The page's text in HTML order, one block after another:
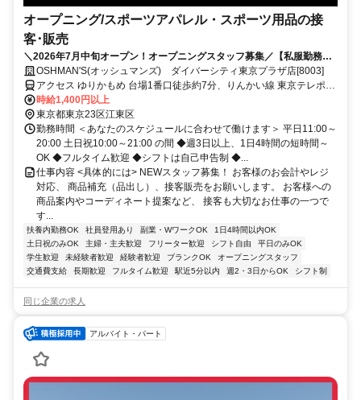
オープニング/スポーツアパレル・スポーツ用品の接
客･販売
＼2026年7月中旬オープン！オープニングスタッフ募集／【私服勤務
OK】ノルマ無し♪アパレル＆スポーツ用品店のスタッフ募集★接客デビ
ュー大歓迎◎
OSHMAN'S(オッシュマンズ) ダイバーシティ東京プラザ店[8003]
アクセス ゆりかもめ 台場1番口徒歩約7分、りんかい線 東京テレポー
トA口徒歩約7分、ゆりかもめ 青海（東京都）1番口徒歩約8分
時給1,400円以上
東京都東京23区江東区
勤務時間 ＜あなたのスケジュールに合わせて働けます＞ 平日11:00～
20:00 土日祝10:00～21:00 の間 ◆週3日以上、1日4時間の短時間～
OK ◆フルタイム歓迎 ◆シフトは自己申告制 ◆...
仕事内容 <具体的には> NEWスタッフ募集！ お客様のお会計やレジ
対応、 商品補充（品出し）、接客販売をお願いします。 お客様への
商品案内やコーディネート提案など、 接客も大切なお仕事の一つで
す...
扶養内勤務OK 社員登用あり 副業・WワークOK
1日4時間以内OK
土日祝のみOK
主婦・主夫歓迎 フリーター歓迎 シフト自由
平日のみOK
学生歓迎
未経験者歓迎 経験者歓迎 ブランクOK
オープニングスタッフ
交通費支給
長期歓迎 フルタイム歓迎 駅近5分以内 週2・3日からOK シフト制
同じ企業の求人
アルバイト・パート